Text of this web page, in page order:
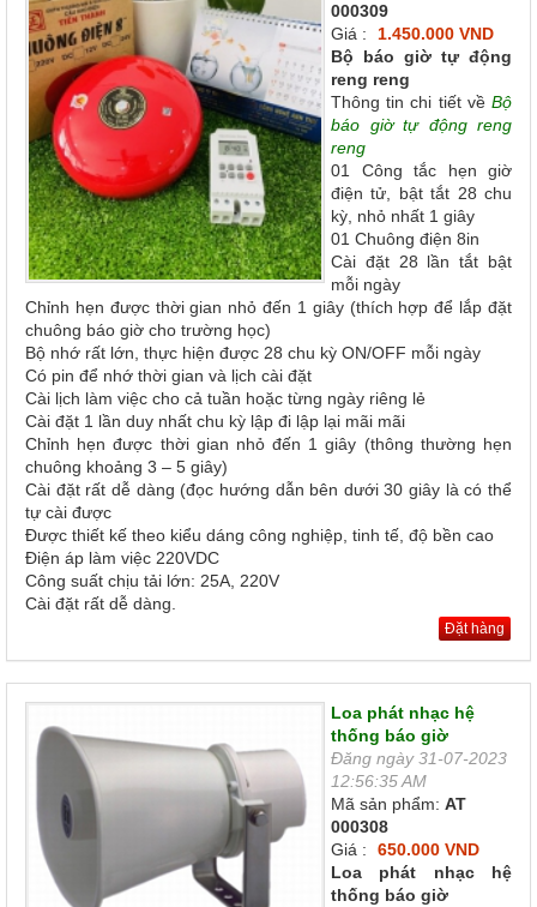
000309
Giá :
1.450.000 VND
Bộ báo giờ tự động
reng reng
Thông tin chi tiết về Bộ
báo giờ tự động reng
reng
01 Công tắc hẹn giờ
điện tử, bật tắt 28 chu
kỳ, nhỏ nhất 1 giây
01 Chuông điện 8in
Cài đặt 28 lần tắt bật
mỗi ngày
Chỉnh hẹn được thời gian nhỏ đến 1 giây (thích hợp để lắp đặt
chuông báo giờ cho trường học)
Bộ nhớ rất lớn, thực hiện được 28 chu kỳ ON/OFF mỗi ngày
Có pin để nhớ thời gian và lịch cài đặt
Cài lịch làm việc cho cả tuần hoặc từng ngày riêng lẻ
Cài đặt 1 lần duy nhất chu kỳ lập đi lập lại mãi mãi
Chỉnh hẹn được thời gian nhỏ đến 1 giây (thông thường hẹn
chuông khoảng 3 – 5 giây)
Cài đặt rất dễ dàng (đọc hướng dẫn bên dưới 30 giây là có thể
tự cài được
Được thiết kế theo kiểu dáng công nghiệp, tinh tế, độ bền cao
Điện áp làm việc 220VDC
Công suất chịu tải lớn: 25A, 220V
Cài đặt rất dễ dàng.
Đặt hàng
Loa phát nhạc hệ
thống báo giờ
Đăng ngày 31-07-2023
12:56:35 AM
Mã sản phẩm: AT
000308
Giá :
650.000 VND
Loa phát nhạc hệ
thống báo giờ